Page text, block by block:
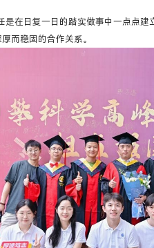
是在日复一日的踏实做事中一点点
而稳固的合作关系。